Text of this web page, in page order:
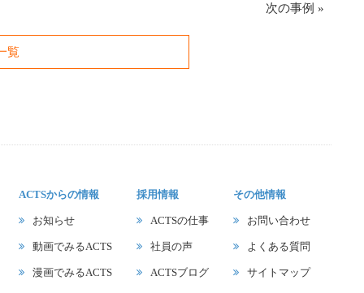
次の事例 »
覧
その他情報
お問い合わせ
よくある質問
サイトマップ
採用情報
ACTSの仕事
社員の声
ACTSブログ
ACTSからの情報
お知らせ
動画でみるACTS
漫画でみるACTS